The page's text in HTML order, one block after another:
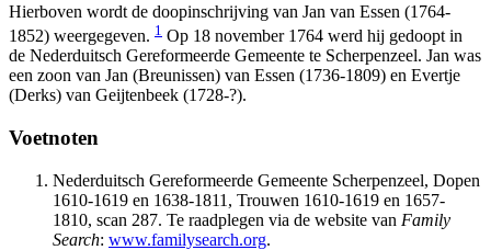
Hierboven wordt de doopinschrijving van Jan van Essen (1764-
1852) weergegeven. 1 Op 18 november 1764 werd hij gedoopt in
de Nederduitsch Gereformeerde Gemeente te Scherpenzeel. Jan was
een zoon van Jan (Breunissen) van Essen (1736-1809) en Evertje
(Derks) van Geijtenbeek (1728-?).
Voetnoten
Nederduitsch Gereformeerde Gemeente Scherpenzeel, Dopen
1610-1619 en 1638-1811, Trouwen 1610-1619 en 1657-
1810, scan 287. Te raadplegen via de website van Family
Search: www.familysearch.org.